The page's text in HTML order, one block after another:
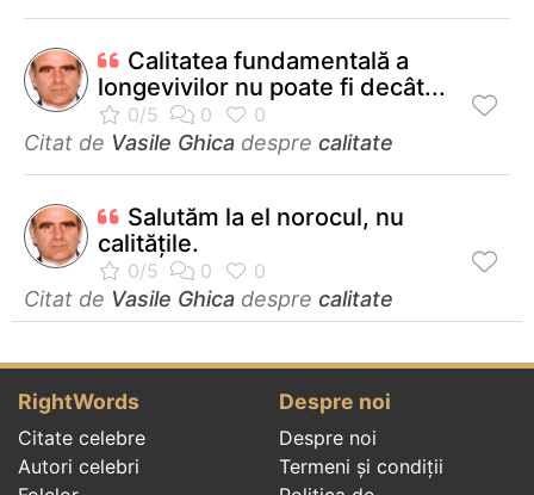
Calitatea fundamentală a
longevivilor nu poate fi decât...
Citat de Vasile Ghica despre calitate
Salutăm la el norocul, nu
calitățile.
Citat de Vasile Ghica despre calitate
RightWords
Citate celebre
Autori celebri
Despre noi
Despre noi
Termeni și condiții